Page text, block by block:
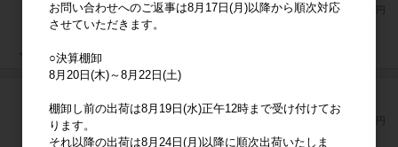
上代 1,500円
1,500円
お問い合わせへのご返事は8月17日(月)以降から順次対応
させていただきます。
○決算棚卸
8月20日(木)～8月22日(土)
棚卸し前の出荷は8月19日(水)正午12時まで受け付けてお
ります。
それ以降の出荷は8月24日(月)以降に順次出荷いたしま